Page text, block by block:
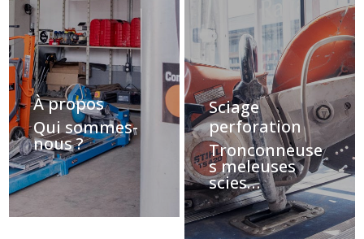
À propos
Qui sommes-
nous ?
Sciage
perforation
Tronconneuse
s meleuses
scies…